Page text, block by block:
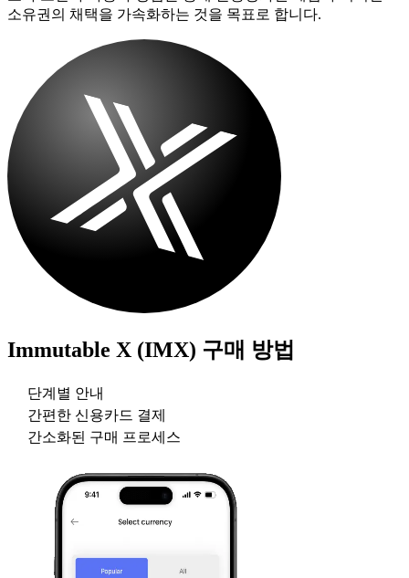
소유권의 채택을 가속화하는 것을 목표로 합니다.
Immutable X (IMX) 구매 방법
단계별 안내
간편한 신용카드 결제
간소화된 구매 프로세스